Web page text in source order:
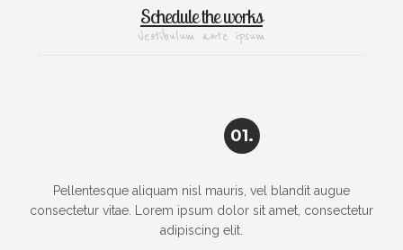
Schedule the works
Vestibulum ante ipsum
01.
Pellentesque aliquam nisl mauris, vel blandit augue
consectetur vitae. Lorem ipsum dolor sit amet, consectetur
adipiscing elit.